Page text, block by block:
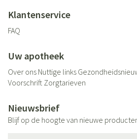
Klantenservice
FAQ
Uw apotheek
Over ons Nuttige links
Voorschrift Zorgtarieven
Nieuwsbrief
Blijf op de hoogte van nieuwe